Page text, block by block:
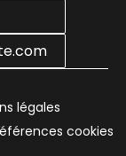
légales
cookies